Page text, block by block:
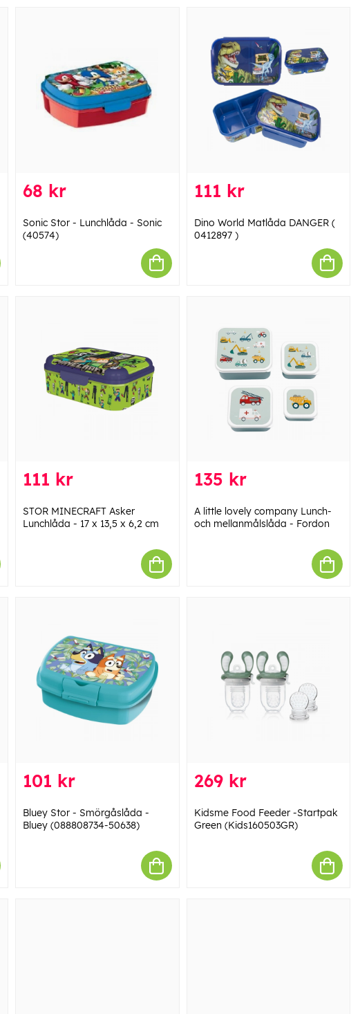
68 kr
Sonic Stor - Lunchlåda - Sonic
(40574)
111 kr
Dino World Matlåda DANGER (
0412897 )
111 kr
STOR MINECRAFT Asker
Lunchlåda - 17 x 13,5 x 6,2 cm
135 kr
A little lovely company Lunch-
och mellanmålslåda - Fordon
101 kr
Bluey Stor - Smörgåslåda -
Bluey (088808734-50638)
269 kr
Kidsme Food Feeder -Startpak
Green (Kids160503GR)